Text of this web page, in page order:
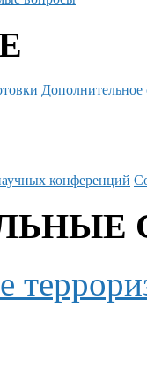
Дополнительное
конференций